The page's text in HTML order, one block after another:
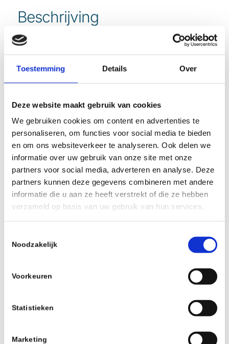
Toestemming Details Over
Deze website maakt gebruik van cookies
We gebruiken cookies om content en advertenties te
personaliseren, om functies voor social media te bieden
en om ons websiteverkeer te analyseren. Ook delen we
informatie over uw gebruik van onze site met onze
partners voor social media, adverteren en analyse. Deze
partners kunnen deze gegevens combineren met andere
informatie die u aan ze heeft verstrekt of die ze hebben
verzameld op basis van uw gebruik van hun services.
Noodzakelijk
Voorkeuren
Statistieken
Marketing
Beschrijving
18:30 -19:30 uur Basisonderwijs
19:00-20:15 uur Voortgezet Onderwijs
Deel dit stuk
Plaats een Reactie